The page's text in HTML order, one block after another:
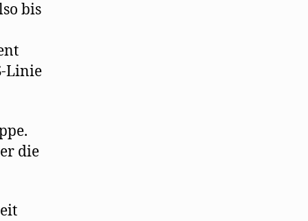
bis
Linie
die